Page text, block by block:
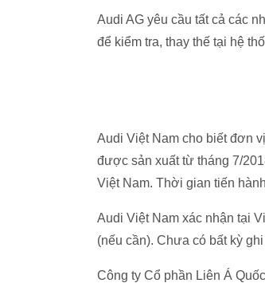
Audi AG yêu cầu tất cả các
để kiểm tra, thay thế tại hệ
Audi Việt Nam cho biết đơn
được sản xuất từ tháng 7/
Việt Nam. Thời gian tiến
Audi Việt Nam xác nhận tại
(nếu cần). Chưa có bất kỳ
Công ty Cổ phần Liên Á